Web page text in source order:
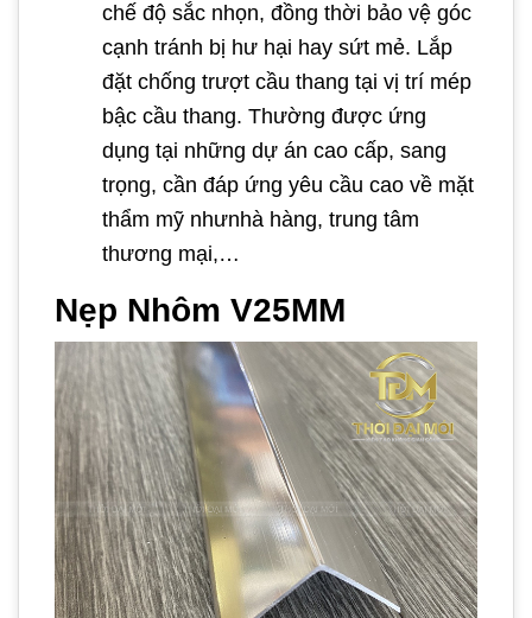
chế độ sắc nhọn, đồng thời bảo vệ góc
cạnh tránh bị hư hại hay sứt mẻ. Lắp
đặt chống trượt cầu thang tại vị trí mép
bậc cầu thang. Thường được ứng
dụng tại những dự án cao cấp, sang
trọng, cần đáp ứng yêu cầu cao về mặt
thẩm mỹ nhưnhà hàng, trung tâm
thương mại,…
Nẹp Nhôm V25MM